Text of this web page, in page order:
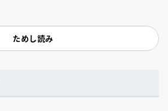
ためし読み